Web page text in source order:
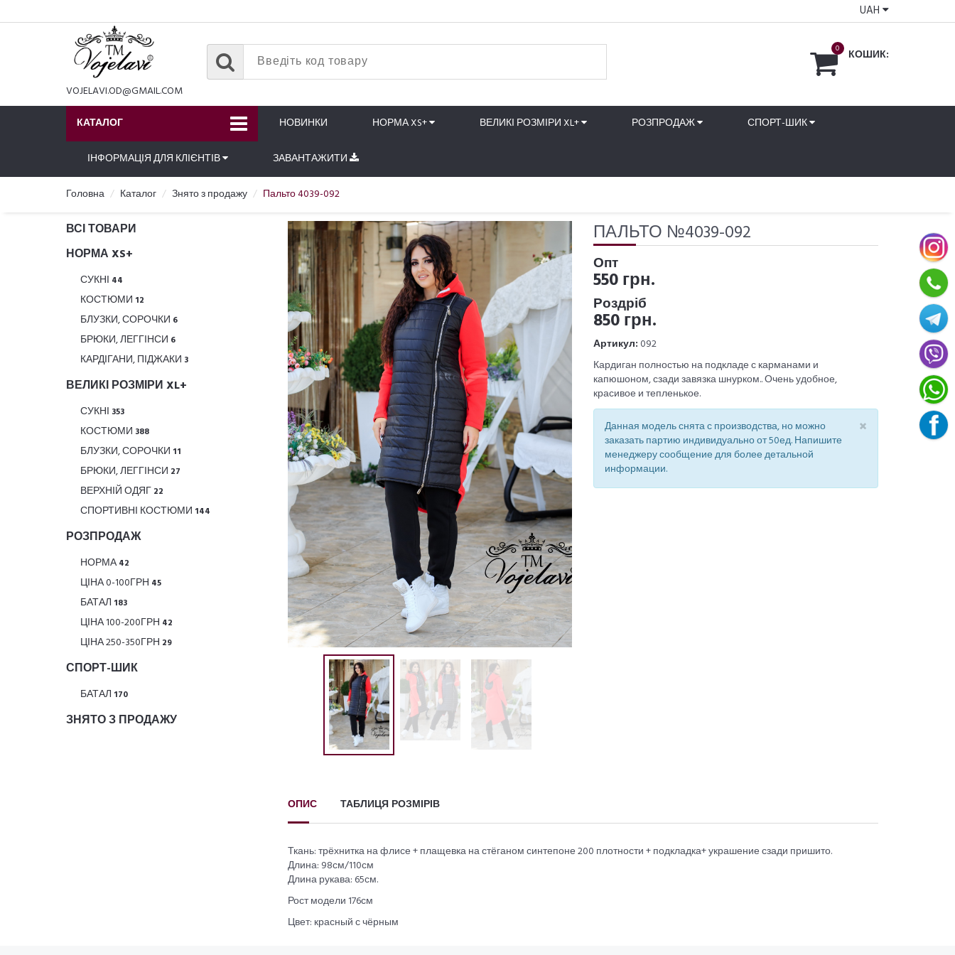
UAH
VOJELAVI.OD@GMAIL.COM
0 КОШИК:
КАТАЛОГ НОВИНКИ НОРМА XS+ ВЕЛИКІ РОЗМІРИ XL+ РОЗПРОДАЖ СПОРТ-ШИК
ІНФОРМАЦІЯ ДЛЯ КЛІЄНТІВ ЗАВАНТАЖИТИ
Головна Каталог Знято з продажу Пальто 4039-092
ВСІ ТОВАРИ
НОРМА XS+
СУКНІ 44
КОСТЮМИ 12
БЛУЗКИ, СОРОЧКИ 6
БРЮКИ, ЛЕГГІНСИ 6
КАРДІГАНИ, ПІДЖАКИ 3
ВЕЛИКІ РОЗМІРИ XL+
СУКНІ 353
КОСТЮМИ 388
БЛУЗКИ, СОРОЧКИ 11
БРЮКИ, ЛЕГГІНСИ 27
ВЕРХНІЙ ОДЯГ 22
СПОРТИВНІ КОСТЮМИ 144
РОЗПРОДАЖ
НОРМА42
ЦІНА 0-100ГРН 45
БАТАЛ 183
ЦІНА 100-200ГРН 42
ЦІНА 250-350ГРН 29
СПОРТ-ШИК
БАТАЛ 170
ЗНЯТО З ПРОДАЖУ
ПАЛЬТО №4039-092
Опт
550 грн.
Роздріб
850 грн.
Артикул:092
Кардиган полностью на подкладе с карманами и
капюшоном, сзади завязка шнурком.. Очень удобное,
красивое и тепленькое.
×
Данная модель снята с производства, но можно
заказать партию индивидуально от 50ед. Напишите
менеджеру сообщение для более детальной
информации.
ОПИС ТАБЛИЦЯ РОЗМІРІВ
Ткань: трёхнитка на флисе + плащевка на стёганом синтепоне 200 плотности + подкладка+ украшение сзади пришито.
Длина: 98см/110см
Длина рукава: 65см.
Рост модели 176см
Цвет: красный с чёрным